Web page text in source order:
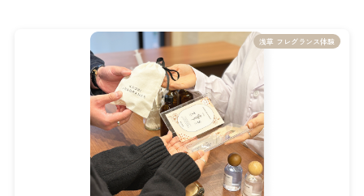
浅草 フレグランス体験